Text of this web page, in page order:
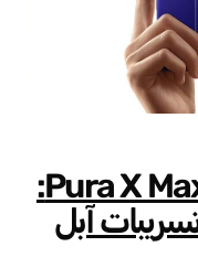
هواوي تشوّق لهاتف Pura X Max:
آبل